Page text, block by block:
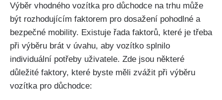
Výběr vhodného vozítka pro důchodce na trhu může
být rozhodujícím faktorem pro dosažení pohodlné a
bezpečné mobility. Existuje řada faktorů, které je třeba
při výběru brát v úvahu, aby vozítko splnilo
individuální potřeby uživatele. Zde jsou některé
důležité faktory, které byste měli zvážit při výběru
vozítka pro důchodce: